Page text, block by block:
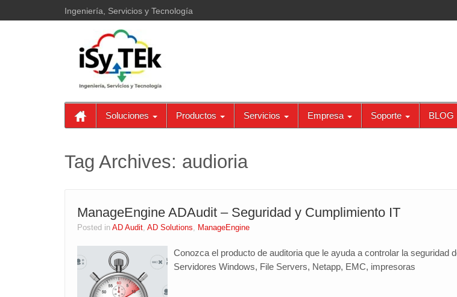
Ingeniería, Servicios y Tecnología
Soluciones Productos Servicios Empresa Soporte BLOG
Tag Archives: audioria
ManageEngine ADAudit – Seguridad y Cumplimiento IT
Posted in AD Audit, AD Solutions, ManageEngine
Conozca el producto de auditoria que le ayuda a controlar la seguridad
Servidores Windows, File Servers, Netapp, EMC, impresoras